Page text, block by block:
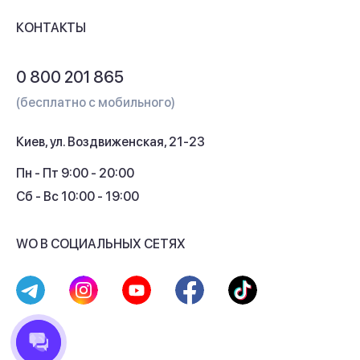
Контакты
Кэшбек
КОНТАКТЫ
0 800 201 865
(бесплатно с мобильного)
Киев, ул. Воздвиженская, 21-23
Пн - Пт 9:00 - 20:00
Сб - Вс 10:00 - 19:00
WO В СОЦИАЛЬНЫХ СЕТЯХ